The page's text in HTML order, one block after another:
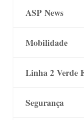
ASP News
Mobilidade
Linha 2 Verde
Segurança